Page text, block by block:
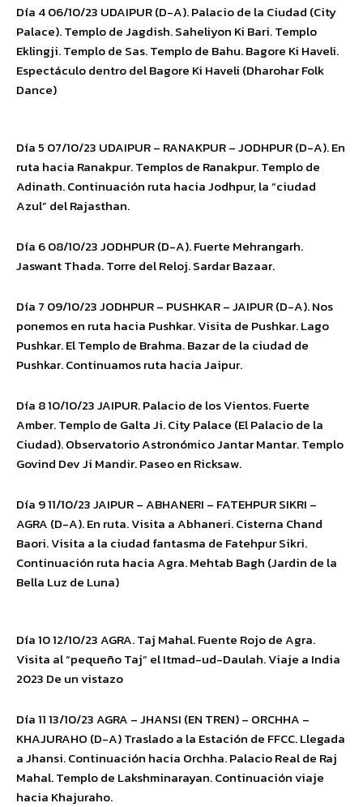
Día 4 06/10/23 UDAIPUR (D-A). Palacio de la Ciudad (City
Palace). Templo de Jagdish. Saheliyon Ki Bari. Templo
Eklingji. Templo de Sas. Templo de Bahu. Bagore Ki Haveli.
Espectáculo dentro del Bagore Ki Haveli (Dharohar Folk
Dance)
Día 5 07/10/23 UDAIPUR – RANAKPUR – JODHPUR (D-A). En
ruta hacia Ranakpur. Templos de Ranakpur. Templo de
Adinath. Continuación ruta hacia Jodhpur, la “ciudad
Azul” del Rajasthan.
Día 6 08/10/23 JODHPUR (D-A). Fuerte Mehrangarh.
Jaswant Thada. Torre del Reloj. Sardar Bazaar.
Día 7 09/10/23 JODHPUR – PUSHKAR – JAIPUR (D-A). Nos
ponemos en ruta hacia Pushkar. Visita de Pushkar. Lago
Pushkar. El Templo de Brahma. Bazar de la ciudad de
Pushkar. Continuamos ruta hacia Jaipur.
Día 8 10/10/23 JAIPUR. Palacio de los Vientos. Fuerte
Amber. Templo de Galta Ji. City Palace (El Palacio de la
Ciudad). Observatorio Astronómico Jantar Mantar. Templo
Govind Dev Ji Mandir. Paseo en Ricksaw.
Día 9 11/10/23 JAIPUR – ABHANERI – FATEHPUR SIKRI –
AGRA (D-A). En ruta. Visita a Abhaneri. Cisterna Chand
Baori. Visita a la ciudad fantasma de Fatehpur Sikri.
Continuación ruta hacia Agra. Mehtab Bagh (Jardin de la
Bella Luz de Luna)
Día 10 12/10/23 AGRA. Taj Mahal. Fuente Rojo de Agra.
Visita al “pequeño Taj” el Itmad-ud-Daulah. Viaje a India
2023 De un vistazo
Día 11 13/10/23 AGRA – JHANSI (EN TREN) – ORCHHA –
KHAJURAHO (D-A) Traslado a la Estación de FFCC. Llegada
a Jhansi. Continuación hacia Orchha. Palacio Real de Raj
Mahal. Templo de Lakshminarayan. Continuación viaje
hacia Khajuraho.